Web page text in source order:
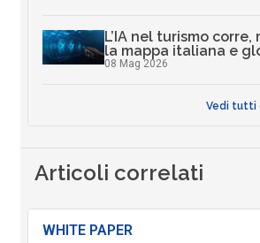
L’IA nel turismo
la mappa italiana e
08 Mag 2026
Vedi tutti
Articoli correlati
WHITE PAPER